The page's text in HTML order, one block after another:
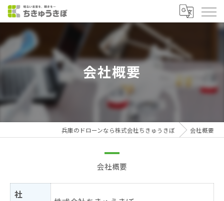
会社概要
兵庫のドローンなら株式会社ちきゅうきぼ 会社概要
会社概要
社